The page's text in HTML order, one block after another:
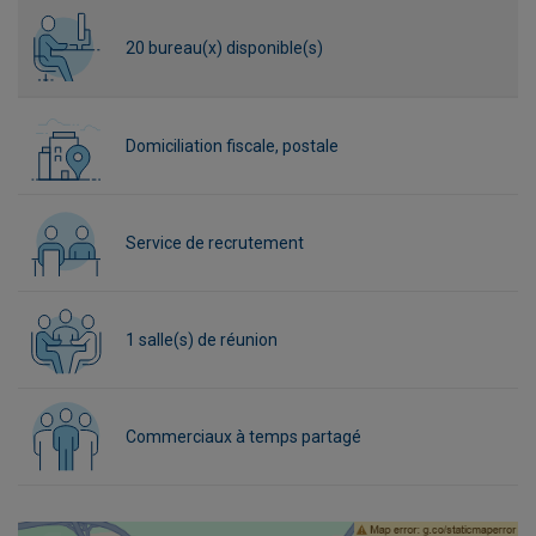
20 bureau(x) disponible(s)
Domiciliation fiscale, postale
Service de recrutement
1 salle(s) de réunion
Commerciaux à temps partagé